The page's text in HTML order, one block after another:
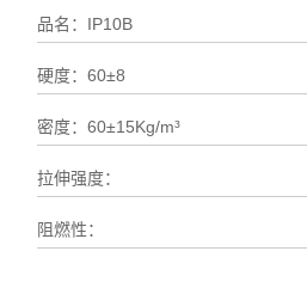
品名：IP10B
硬度：60±8
密度：60±15Kg/m³
拉伸强度：
阻燃性：